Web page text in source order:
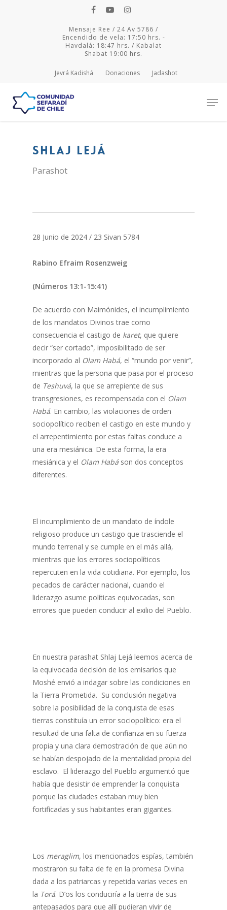
Mensaje Ree / 24 Av 5786 /
Encendido de vela: 17:50 hrs. -
Havdalá: 18:47 hrs. / Kabalat
Shabat 19:00 hrs.
Jevrá Kadishá Donaciones Jadashot
Hit enter to search or ESC to close
Shlaj Lejá
Parashot
28 Junio de 2024 / 23 Sivan 5784
Rabino Efraim Rosenzweig
(Números 13:1-15:41)
De acuerdo con Maimónides, el incumplimiento
de los mandatos Divinos trae como
consecuencia el castigo de karet, que quiere
decir “ser cortado”, imposibilitado de ser
incorporado al Olam Habá, el “mundo por venir”,
mientras que la persona que pasa por el proceso
de Teshuvá, la que se arrepiente de sus
transgresiones, es recompensada con el Olam
Habá. En cambio, las violaciones de orden
sociopolítico reciben el castigo en este mundo y
el arrepentimiento por estas faltas conduce a
una era mesiánica. De esta forma, la era
mesiánica y el Olam Habá son dos conceptos
diferentes.
El incumplimiento de un mandato de índole
religioso produce un castigo que trasciende el
mundo terrenal y se cumple en el más allá,
mientras que los errores sociopolíticos
repercuten en la vida cotidiana. Por ejemplo, los
pecados de carácter nacional, cuando el
liderazgo asume políticas equivocadas, son
errores que pueden conducir al exilio del Pueblo.
En nuestra parashat Shlaj Lejá leemos acerca de
la equivocada decisión de los emisarios que
Moshé envió a indagar sobre las condiciones en
la Tierra Prometida. Su conclusión negativa
sobre la posibilidad de la conquista de esas
tierras constituía un error sociopolítico: era el
resultad de una falta de confianza en su fuerza
propia y una clara demostración de que aún no
se habían despojado de la mentalidad propia del
esclavo. El liderazgo del Pueblo argumentó que
había que desistir de emprender la conquista
porque las ciudades estaban muy bien
fortificadas y sus habitantes eran gigantes.
Los meraglim, los mencionados espías, también
mostraron su falta de fe en la promesa Divina
dada a los patriarcas y repetida varias veces en
la Torá. D’os los conduciría a la tierra de sus
antepasados para que allí pudieran vivir de